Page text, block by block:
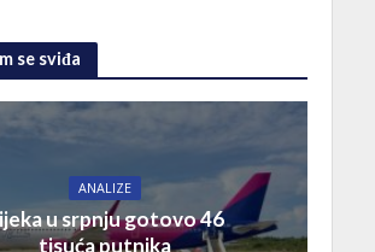
se sviđa
ANALIZE
u srpnju gotovo 46
tisuća putnika